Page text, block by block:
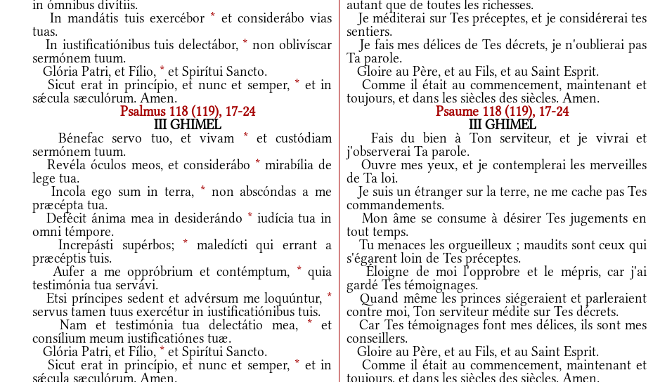
in ómnibus divítiis.
autant que de toutes les richesses.
In mandátis tuis exercébor * et considerábo vias
tuas.
Je méditerai sur Tes préceptes, et je considérerai tes
sentiers.
In iustificatiónibus tuis delectábor, * non oblivíscar
sermónem tuum.
Je fais mes délices de Tes décrets, je n'oublierai pas
Ta parole.
Glória Patri, et Fílio, * et Spirítui Sancto.
Gloire au Père, et au Fils, et au Saint Esprit.
Sicut erat in princípio, et nunc et semper, * et in
sǽcula sæculórum. Amen.
Comme il était au commencement, maintenant et
toujours, et dans les siècles des siècles. Amen.
Psalmus 118 (119), 17-24
Psaume 118 (119), 17-24
III GHIMEL
III GHIMEL
Bénefac servo tuo, et vivam *et custódiam
sermónem tuum.
Fais du bien à Ton serviteur, et je vivrai et
j'observerai Ta parole.
Revéla óculos meos, et considerábo *mirabília de
lege tua.
Ouvre mes yeux, et je contemplerai les merveilles
de Ta loi.
Incola ego sum in terra, *non abscóndas a me
præcépta tua.
Je suis un étranger sur la terre, ne me cache pas Tes
commandements.
Defécit ánima mea in desiderándo *iudícia tua in
omni témpore.
Mon âme se consume à désirer Tes jugements en
tout temps.
Increpásti supérbos; * maledícti qui errant a
præcéptis tuis.
Tu menaces les orgueilleux ; maudits sont ceux qui
s'égarent loin de Tes préceptes.
Aufer a me oppróbrium et contémptum, *quia
testimónia tua servávi.
Éloigne de moi l'opprobre et le mépris, car j'ai
gardé Tes témoignages.
Etsi príncipes sedent et advérsum me loquúntur, *
servus tamen tuus exercétur in iustificatiónibus tuis.
Quand même les princes siégeraient et parleraient
contre moi, Ton serviteur médite sur Tes décrets.
Nam et testimónia tua delectátio mea, * et
consílium meum iustificatiónes tuæ.
Car Tes témoignages font mes délices, ils sont mes
conseillers.
Glória Patri, et Fílio, * et Spirítui Sancto.
Gloire au Père, et au Fils, et au Saint Esprit.
Sicut erat in princípio, et nunc et semper, * et in
sǽcula sæculórum. Amen.
Comme il était au commencement, maintenant et
toujours, et dans les siècles des siècles. Amen.